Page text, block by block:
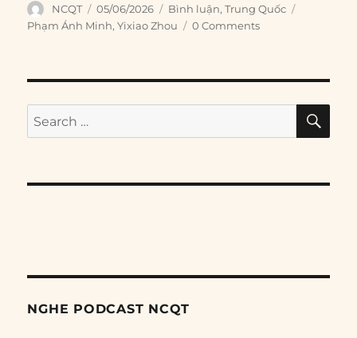
Author
NCQT
Posted
on
05/06/2026 Categories
Bình luận,Trung Quốc
Phạm Ánh Minh,Yixiao Zhou 0 Comments
Search
for:
NGHE PODCAST NCQT